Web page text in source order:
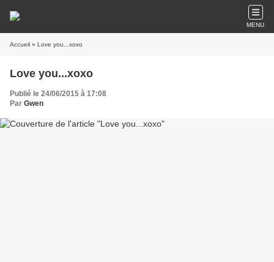
MENU
Accueil » Love you...xoxo
Love you...xoxo
Publié le 24/06/2015 à 17:08
Par Gwen